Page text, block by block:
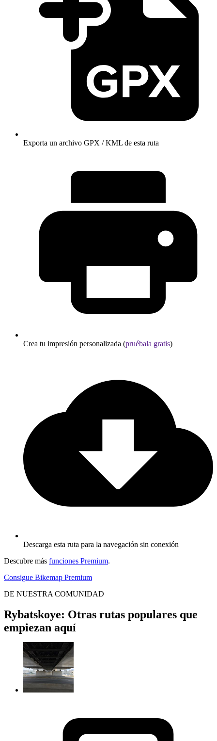
Exporta un archivo GPX / KML de esta ruta
Crea tu impresión personalizada (pruébala gratis)
Descarga esta ruta para la navegación sin conexión
Descubre más funciones Premium.
Consigue Bikemap Premium
DE NUESTRA COMUNIDAD
Rybatskoye: Otras rutas populares que
empiezan aquí